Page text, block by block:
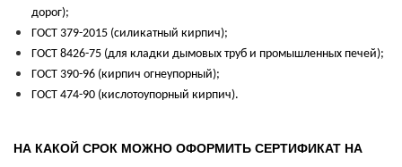
дорог);
ГОСТ 379-2015 (силикатный кирпич);
ГОСТ 8426-75 (для кладки дымовых труб и промышленных печей);
ГОСТ 390-96 (кирпич огнеупорный);
ГОСТ 474-90 (кислотоупорный кирпич).
НА КАКОЙ СРОК МОЖНО ОФОРМИТЬ СЕРТИФИКАТ НА